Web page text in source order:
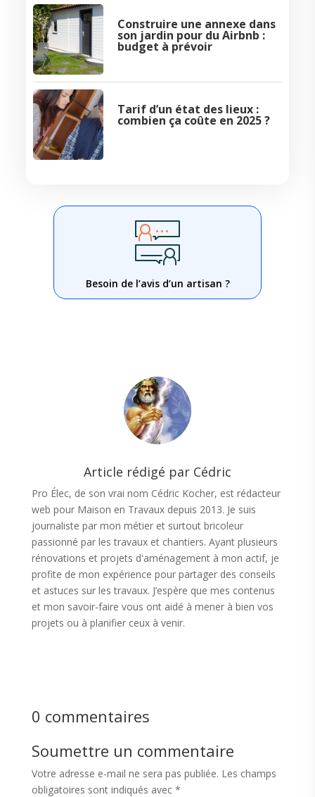
Construire une annexe dans
son jardin pour du Airbnb :
budget à prévoir
Tarif d’un état des lieux :
combien ça coûte en 2025 ?
Besoin de l’avis d’un artisan ?
Article rédigé par Cédric
Pro Élec, de son vrai nom Cédric Kocher, est rédacteur
web pour Maison en Travaux depuis 2013. Je suis
journaliste par mon métier et surtout bricoleur
passionné par les travaux et chantiers. Ayant plusieurs
rénovations et projets d'aménagement à mon actif, je
profite de mon expérience pour partager des conseils
et astuces sur les travaux. J’espère que mes contenus
et mon savoir-faire vous ont aidé à mener à bien vos
projets ou à planifier ceux à venir.
0 commentaires
Soumettre un commentaire
Votre adresse e-mail ne sera pas publiée. Les champs
obligatoires sont indiqués avec *